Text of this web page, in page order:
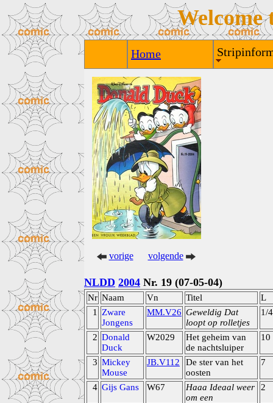
Welcome
Home
vorige volgende
NLDD 2004 Nr. 19 (07-05-04)
Nr Naam Vn Titel
L
1
Zware
Jongens
MM.V26 Geweldig Dat
loopt op rolletjes
1/4
2 Donald
Duck
W2029
Het geheim van
de nachtsluiper
10
3 Mickey
Mouse
JB.V112
De ster van het
oosten
7
4 Gijs Gans W67
Haaa Ideaal weer
om een
2